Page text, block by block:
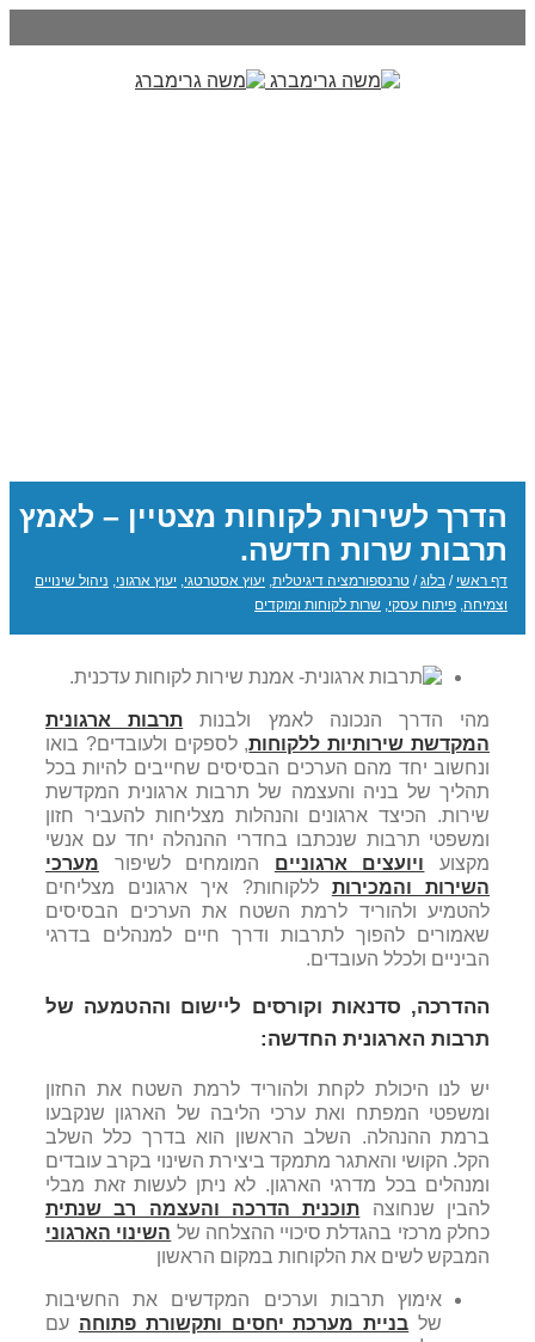
הדרך לשירות לקוחות מצטיין – לאמץ
תרבות שרות חדשה.
דף ראשי / בלוג / טרנספורמציה דיגיטלית, יעוץ אסטרטגי, יעוץ ארגוני, ניהול שינויים
וצמיחה, פיתוח עסקי, שרות לקוחות ומוקדים
מהי הדרך הנכונה לאמץ ולבנות תרבות ארגונית
המקדשת שירותיות ללקוחות, לספקים ולעובדים? בואו
ונחשוב יחד מהם הערכים הבסיסים שחייבים להיות בכל
תהליך של בניה והעצמה של תרבות ארגונית המקדשת
שירות. הכיצד ארגונים והנהלות מצליחות להעביר חזון
ומשפטי תרבות שנכתבו בחדרי ההנהלה יחד עם אנשי
מקצוע ויועצים ארגוניים המומחים לשיפור מערכי
השירות והמכירות ללקוחות? איך ארגונים מצליחים
להטמיע ולהוריד לרמת השטח את הערכים הבסיסים
שאמורים להפוך לתרבות ודרך חיים למנהלים בדרגי
הביניים ולכלל העובדים.
ההדרכה, סדנאות וקורסים ליישום וההטמעה של
תרבות הארגונית החדשה:
יש לנו היכולת לקחת ולהוריד לרמת השטח את החזון
ומשפטי המפתח ואת ערכי הליבה של הארגון שנקבעו
ברמת ההנהלה. השלב הראשון הוא בדרך כלל השלב
הקל. הקושי והאתגר מתמקד ביצירת השינוי בקרב עובדים
ומנהלים בכל מדרגי הארגון. לא ניתן לעשות זאת מבלי
להבין שנחוצה תוכנית הדרכה והעצמה רב שנתית
כחלק מרכזי בהגדלת סיכויי ההצלחה של השינוי הארגוני
המבקש לשים את הלקוחות במקום הראשון
אימוץ תרבות וערכים המקדשים את החשיבות
של בניית מערכת יחסים ותקשורת פתוחה עם